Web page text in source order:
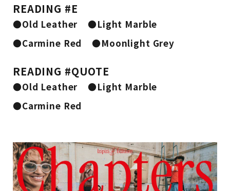
READING #E
●Old Leather
●Light Marble
●Carmine Red
●Moonlight Grey
READING #QUOTE
●Old Leather
●Light Marble
●Carmine Red